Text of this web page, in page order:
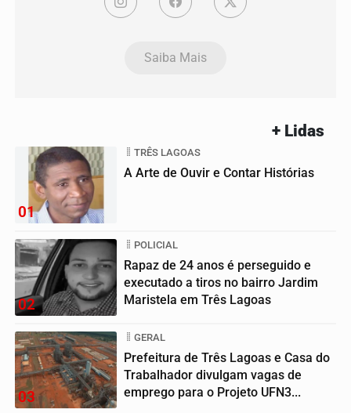
Saiba Mais
+ Lidas
01
TRÊS LAGOAS
A Arte de Ouvir e Contar Histórias
02
POLICIAL
Rapaz de 24 anos é perseguido e
executado a tiros no bairro Jardim
Maristela em Três Lagoas
03
GERAL
Prefeitura de Três Lagoas e Casa do
Trabalhador divulgam vagas de
emprego para o Projeto UFN3...